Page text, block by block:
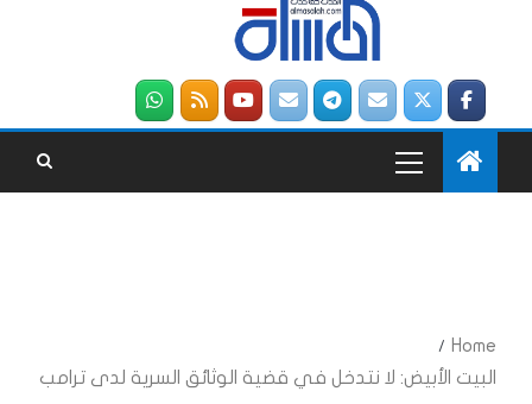
Home
البيت الأبيض: لا نتدخل في قضية الوثائق السرية لدى ترامب